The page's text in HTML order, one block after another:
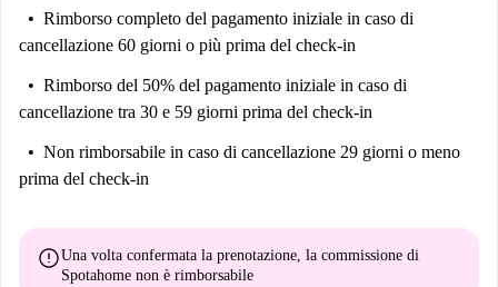
Rimborso completo del pagamento iniziale in caso di
cancellazione 60 giorni o più prima del check-in
Rimborso del 50% del pagamento iniziale in caso di
cancellazione tra 30 e 59 giorni prima del check-in
Non rimborsabile in caso di cancellazione 29 giorni o meno
prima del check-in
errorUna volta confermata la prenotazione, la commissione di
Spotahome non è rimborsabile